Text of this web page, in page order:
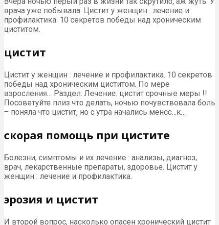
врача уже побывала. Цистит у женщин : лечение и
профилактика. 10 секретов победы над хроническим
циститом.
цистит
Цистит у женщин : лечение и профилактика. 10 секретов
победы над хроническим циститом. По мере
взросления… Раздел: Лечение. цистит срочные меры !!
Посоветуйте плиз что делать, ночью почувствовала боль
– поняла что цистит, но с утра начались менсс…к…
скорая помощь при цистите
Болезни, симптомы и их лечение : анализы, диагноз,
врач, лекарственные препараты, здоровье. Цистит у
женщин : лечение и профилактика.
эрозия и цистит
И второй вопрос, насколько опасен хронический цистит